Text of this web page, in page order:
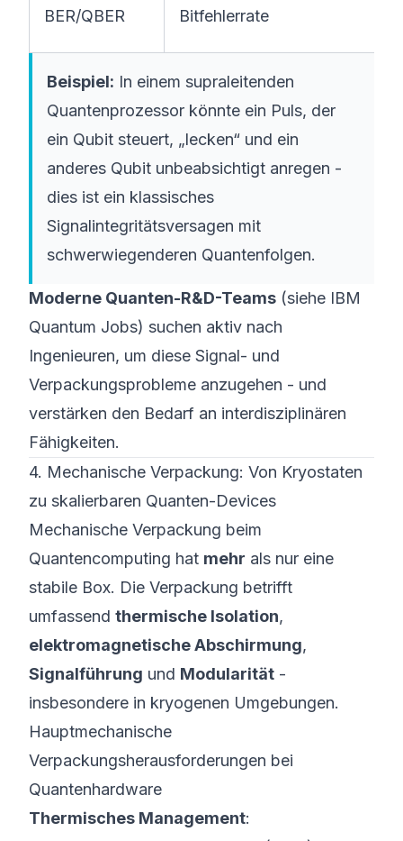
BER/QBER Bitfehlerrate
Beispiel: In einem supraleitenden
Quantenprozessor könnte ein Puls, der
ein Qubit steuert, „lecken“ und ein
anderes Qubit unbeabsichtigt anregen -
dies ist ein klassisches
Signalintegritätsversagen mit
schwerwiegenderen Quantenfolgen.
Moderne Quanten-R&D-Teams (siehe IBM
Quantum Jobs) suchen aktiv nach
Ingenieuren, um diese Signal- und
Verpackungsprobleme anzugehen - und
verstärken den Bedarf an interdisziplinären
Fähigkeiten.
4. Mechanische Verpackung: Von Kryostaten
zu skalierbaren Quanten-Devices
Mechanische Verpackung beim
Quantencomputing hat mehr als nur eine
stabile Box. Die Verpackung betrifft
umfassend thermische Isolation,
elektromagnetische Abschirmung,
Signalführung und Modularität -
insbesondere in kryogenen Umgebungen.
Hauptmechanische
Verpackungsherausforderungen bei
Quantenhardware
Thermisches Management: